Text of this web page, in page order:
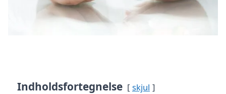
Indholdsfortegnelse skjul